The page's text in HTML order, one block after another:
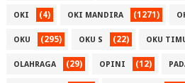
OKI (4) OKI MANDIRA (1271)
OKU (295) OKU S (22) OKU
OLAHRAGA (29) OPINI (12)